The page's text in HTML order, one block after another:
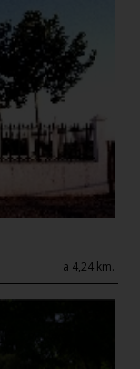
a 4,24 km.